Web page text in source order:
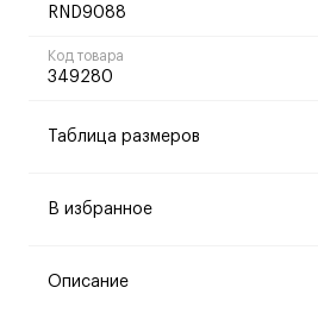
RND9088
Код товара
349280
Таблица размеров
В избранное
Описание